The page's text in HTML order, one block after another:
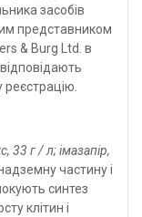
засобів
представником
& Burg Ltd. в
33 г / л; імазапір,
частину і
синтез
клітин і